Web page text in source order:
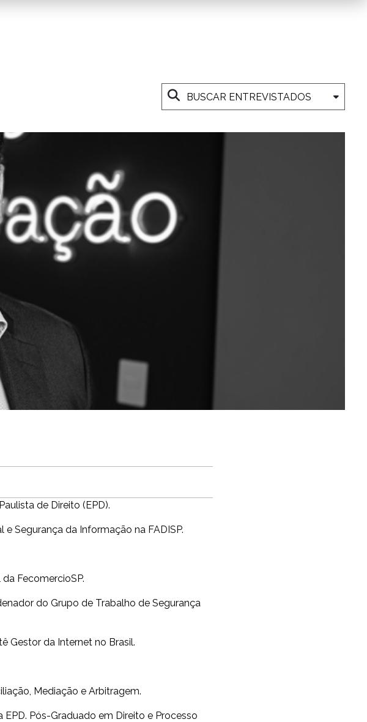
de Direito (EPD).
Segurança da Informação na FADISP.
FecomercioSP.
do Grupo de Trabalho de Segurança
Gestor da Internet no Brasil.
Mediação e Arbitragem.
Pós-Graduado em Direito e Processo